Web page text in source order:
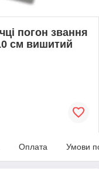
погон звання
см вишитий
Оплата Умови